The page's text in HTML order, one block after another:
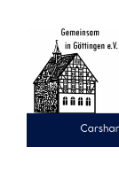
springen